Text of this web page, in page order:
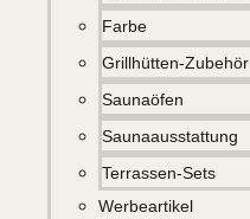
Farbe
Grillhütten-Zubehör
Saunaöfen
Saunaausstattung
Terrassen-Sets
Werbeartikel